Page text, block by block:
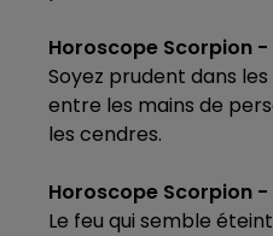
Horoscope Scorpion -
Soyez prudent dans
entre les mains de
les cendres.
Horoscope Scorpion
Le feu qui semble